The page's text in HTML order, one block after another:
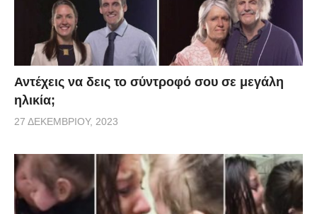
Αντέχεις να δεις το σύντροφό σου σε μεγάλη
ηλικία;
27 ΔΕΚΕΜΒΡΊΟΥ, 2023